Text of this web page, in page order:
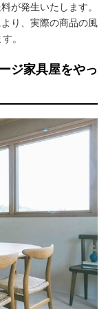
が発生いたします。
り、実際の商品の風
。
ジ家具屋をやっ